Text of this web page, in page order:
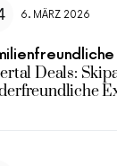
6. MÄRZ 2026
Deals: